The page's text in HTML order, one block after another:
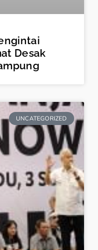
Desak
UNCATEGORIZED